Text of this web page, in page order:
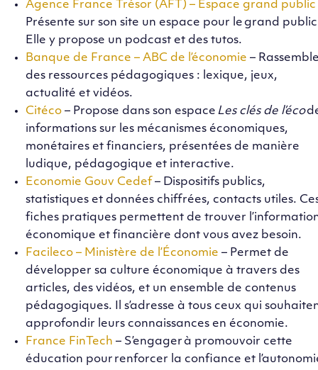
Agence France Trésor (AFT) – Espace grand public
Présente sur son site un espace pour le grand
Elle y propose un podcast et des tutos.
Banque de France – ABC de l’économie –
des ressources pédagogiques : lexique, jeux,
actualité et vidéos.
Citéco – Propose dans son espace Les clés de l’éco
informations sur les mécanismes économiques,
monétaires et financiers, présentées de manière
ludique, pédagogique et interactive.
Economie Gouv Cedef – Dispositifs publics,
statistiques et données chiffrées, contacts utiles.
fiches pratiques permettent de trouver
économique et financière dont vous avez besoin.
Facileco – Ministère de l’Économie – Permet de
développer sa culture économique à travers des
articles, des vidéos, et un ensemble de contenus
pédagogiques. Il s’adresse à tous ceux qui
approfondir leurs connaissances en économie.
France FinTech – S’engager à promouvoir cette
éducation pour renforcer la confiance et